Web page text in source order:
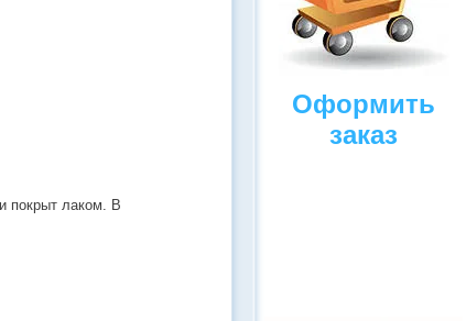
покрыт лаком. В
Оформить
заказ